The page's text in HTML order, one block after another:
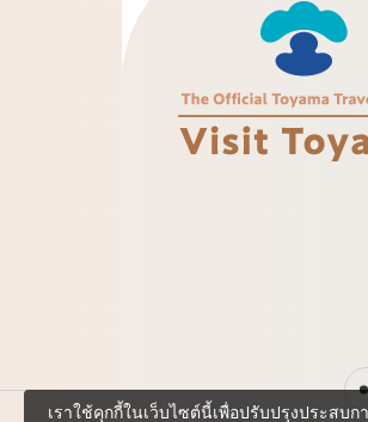
เราใช้คุกกี้ในเว็บไซต์นี้เพื่อปรับปรุงประสบ